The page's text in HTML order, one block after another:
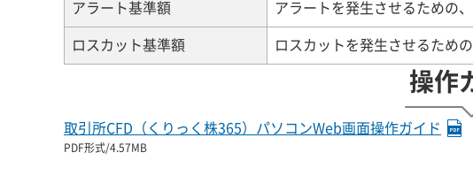
アラート基準額 アラートを発生させるための
ロスカット基準額 ロスカットを発生させるため
操作
取引所CFD（くりっく株365）パソコンWeb画面操作ガイド
PDF形式/4.57MB